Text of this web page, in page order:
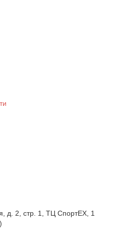
д. 2, стр. 1, ТЦ СпортEX, 1